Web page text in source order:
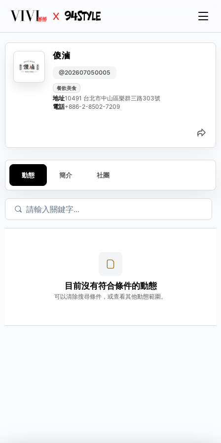
傻滷
@202607050005
餐飲美食
地址10491 台北市中山區樂群三路303號
電話+886-2-8502-7209
分
動態 簡介 社團
目前沒有符合條件的動態
可以清除搜尋條件，或查看其他動態範圍。